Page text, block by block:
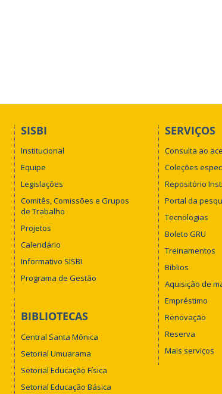
SISBI
Institucional
Equipe
Legislações
Comitês, Comissões e Grupos
de Trabalho
Projetos
Calendário
Informativo SISBI
Programa de Gestão
BIBLIOTECAS
Central Santa Mônica
Setorial Umuarama
Setorial Educação Física
Setorial Educação Básica
SERVIÇOS
Consulta ao
Coleções
Repositório
Portal da
Tecnologias
Boleto GRU
Treinamentos
Biblios
Aquisição de
Empréstimo
Renovação
Reserva
Mais serviços